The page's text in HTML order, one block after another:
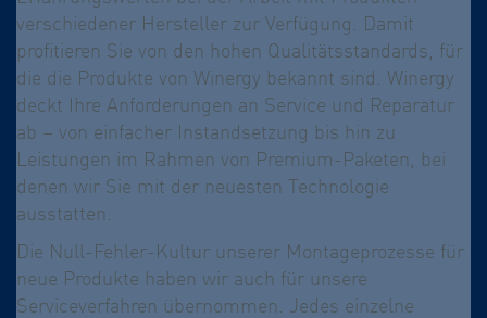
verschiedener Hersteller zur Verfügung. Damit
profitieren Sie von den hohen Qualitätsstandards, für
die die Produkte von Winergy bekannt sind. Winergy
deckt Ihre Anforderungen an Service und Reparatur
ab – von einfacher Instandsetzung bis hin zu
Leistungen im Rahmen von Premium-Paketen, bei
denen wir Sie mit der neuesten Technologie
ausstatten.
Die Null-Fehler-Kultur unserer Montageprozesse für
neue Produkte haben wir auch für unsere
Serviceverfahren übernommen. Jedes einzelne